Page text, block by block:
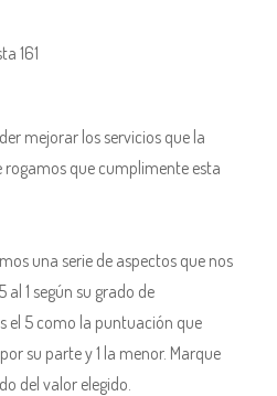
161
mejorar los servicios que la
rogamos que cumplimente esta
una serie de aspectos que nos
1 según su grado de
el 5 como la puntuación que
su parte y 1 la menor. Marque
del valor elegido.